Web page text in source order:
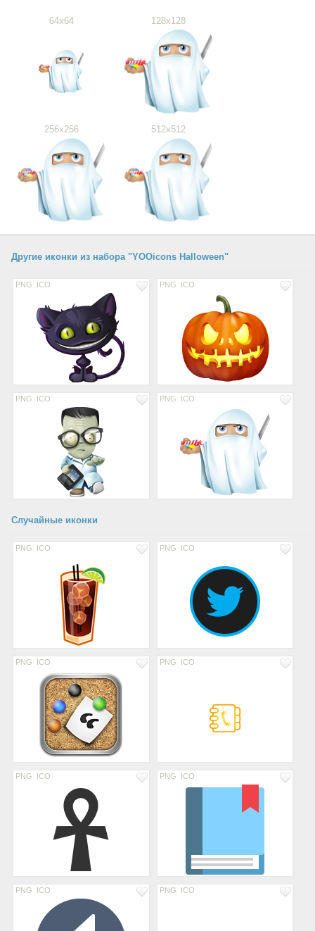
64x64 128x128
256x256 512x512
Другие иконки из набора "YOOicons Halloween"
PNG ICO PNG ICO
PNG ICO PNG ICO
Случайные иконки
PNG ICO PNG ICO
PNG ICO PNG ICO
PNG ICO PNG ICO
PNG ICO PNG ICO